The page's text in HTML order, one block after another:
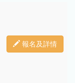
報名及詳情